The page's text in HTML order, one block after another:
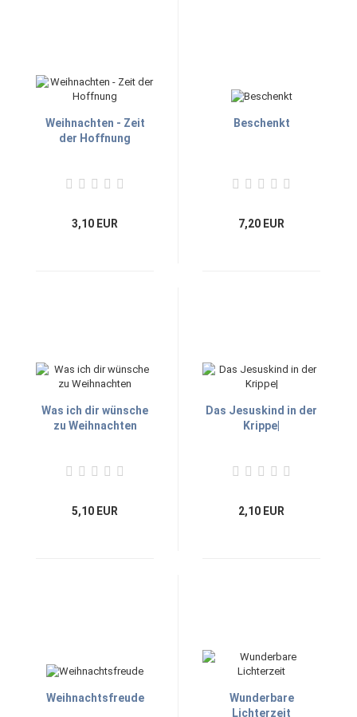
Weihnachten - Zeit
der Hoffnung
3,10 EUR
Beschenkt
7,20 EUR
Was ich dir wünsche
zu Weihnachten
5,10 EUR
Das Jesuskind in der
Krippe|
2,10 EUR
Weihnachtsfreude
Wunderbare
Lichterzeit